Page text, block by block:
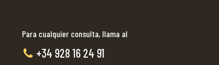
Para cualquier consulta, llama al
+34 928 16 24 91